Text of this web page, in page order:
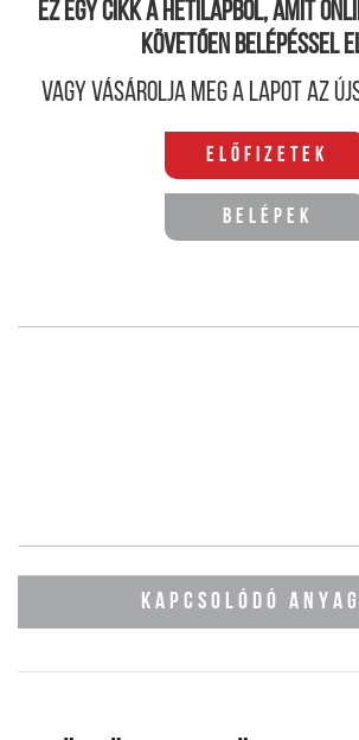
Ez egy cikk a hetilapból, amit
követően belépéssel
Vagy vásárolja meg a lapot az
Előfizetek
Belépek
KAPCSOLÓDÓ